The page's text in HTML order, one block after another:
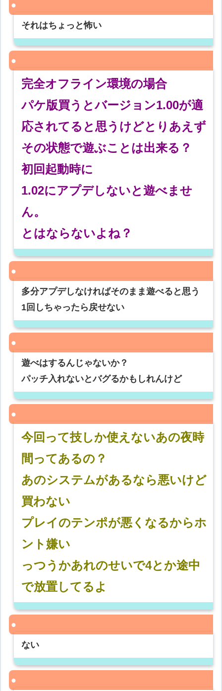
それはちょっと怖い
完全オフライン環境の場合
パケ版買うとバージョン1.00が適
応されてると思うけどとりあえず
その状態で遊ぶことは出来る？
初回起動時に
1.02にアプデしないと遊べませ
ん。
とはならないよね？
多分アプデしなければそのまま遊べると思う
1回しちゃったら戻せない
遊べはするんじゃないか？
パッチ入れないとバグるかもしれんけど
今回って技しか使えないあの夜時
間ってあるの？
あのシステムがあるなら悪いけど
買わない
プレイのテンポが悪くなるからホ
ント嫌い
っつうかあれのせいで4とか途中
で放置してるよ
ない